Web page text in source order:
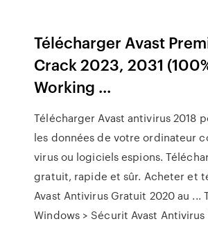
Télécharger Avast
Crack 2023, 2031
Working ...
Télécharger Avast antivirus 2018
les données de votre ordinateur
virus ou logiciels espions.
gratuit, rapide et sûr. Acheter et
Avast Antivirus Gratuit 2020 au ...
Windows > Sécurit Avast